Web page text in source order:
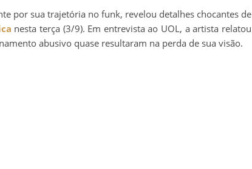
por sua trajetória no funk, revelou detalhes chocantes de
nesta terça (3/9). Em entrevista ao UOL, a artista relatou
abusivo quase resultaram na perda de sua visão.